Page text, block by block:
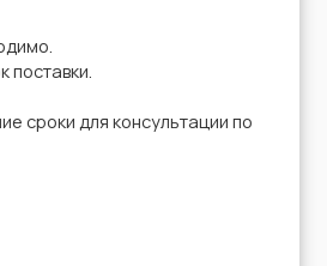
сроки для консультации по